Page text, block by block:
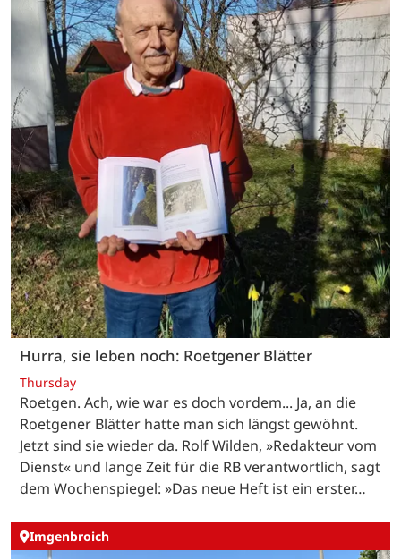
Hurra, sie leben noch: Roetgener Blätter
Thursday
Roetgen. Ach, wie war es doch vordem... Ja, an die
Roetgener Blätter hatte man sich längst gewöhnt.
Jetzt sind sie wieder da. Rolf Wilden, »Redakteur vom
Dienst« und lange Zeit für die RB verantwortlich, sagt
dem Wochenspiegel: »Das neue Heft ist ein erster…
Imgenbroich